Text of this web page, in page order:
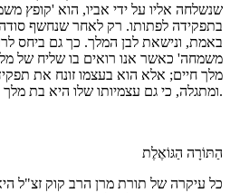
שנשלחה אליו על ידי אביו, הוא 'קופץ
בתפקידה לפתותו. רק לאחר שנחשף
באמת, ונישאת לבן המלך. כך גם ביחס
משמחה' כאשר אנו רואים בו שליח של
מלך חיים; אלא הוא בעצמו זונח את
ומתגלה, כי גם עצמיותו שלו היא בת מלך.
הַתּוֹרָה הַגּוֹאֶלֶת
כל עיקרה של תורת מרן הרב קוק זצ"ל